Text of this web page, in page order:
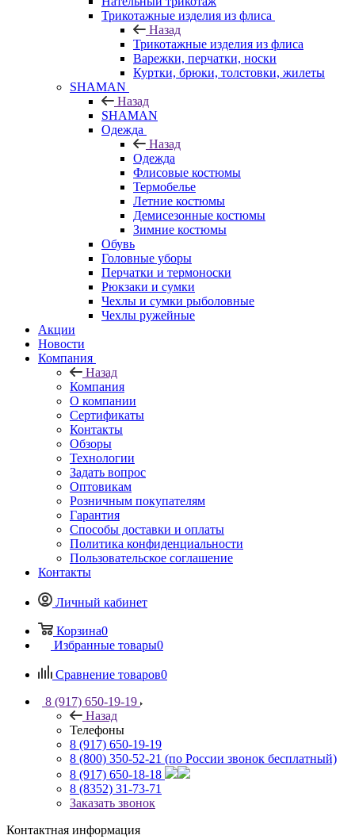
Трикотажные изделия из флиса
Назад
Трикотажные изделия из флиса
Варежки, перчатки, носки
Куртки, брюки, толстовки, жилеты
SHAMAN
Назад
SHAMAN
Одежда
Назад
Одежда
Флисовые костюмы
Термобелье
Летние костюмы
Демисезонные костюмы
Зимние костюмы
Обувь
Головные уборы
Перчатки и термоноски
Рюкзаки и сумки
Чехлы и сумки рыболовные
Чехлы ружейные
Акции
Новости
Компания
Назад
Компания
О компании
Сертификаты
Контакты
Обзоры
Технологии
Задать вопрос
Оптовикам
Розничным покупателям
Гарантия
Способы доставки и оплаты
Политика конфиденциальности
Пользовательское соглашение
Контакты
Личный кабинет
Корзина0
Избранные товары0
Сравнение товаров0
8 (917) 650-19-19
Назад
Телефоны
8 (917) 650-19-19
8 (800) 350-52-21 (по России звонок бесплатный)
8 (917) 650-18-18
8 (8352) 31-73-71
Заказать звонок
Контактная информация